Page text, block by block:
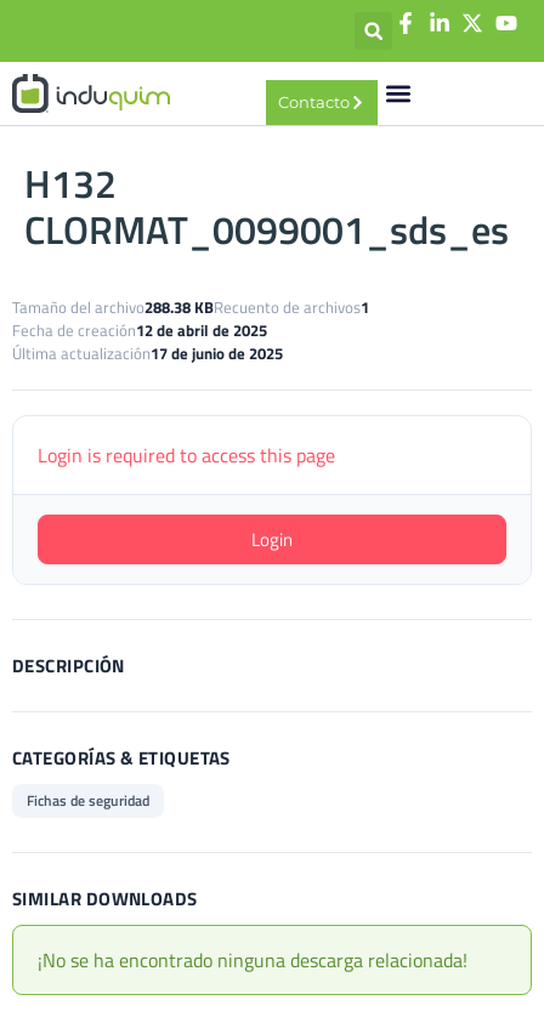
Contacto
H132
CLORMAT_0099001_sds_es
Tamaño del archivo288.38 KBRecuento de archivos1
Fecha de creación12 de abril de 2025
Última actualización17 de junio de 2025
Login is required to access this page
Login
DESCRIPCIÓN
CATEGORÍAS & ETIQUETAS
Fichas de seguridad
SIMILAR DOWNLOADS
¡No se ha encontrado ninguna descarga relacionada!